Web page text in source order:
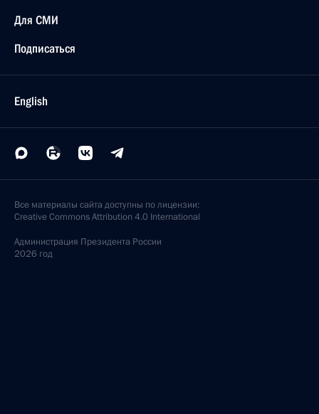
Для СМИ
Подписаться
English
Все материалы сайта доступны по лицензии:
Creative Commons Attribution 4.0 International
Администрация Президента России
2026 год